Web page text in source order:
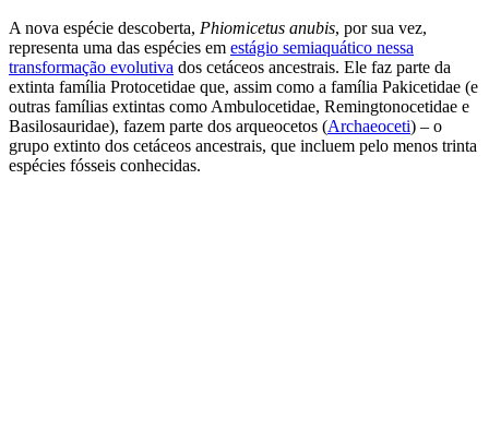
A nova espécie descoberta, Phiomicetus anubis, por sua vez,
representa uma das espécies em estágio semiaquático nessa
transformação evolutiva dos cetáceos ancestrais. Ele faz parte da
extinta família Protocetidae que, assim como a família Pakicetidae (e
outras famílias extintas como Ambulocetidae, Remingtonocetidae e
Basilosauridae), fazem parte dos arqueocetos (Archaeoceti) – o
grupo extinto dos cetáceos ancestrais, que incluem pelo menos trinta
espécies fósseis conhecidas.